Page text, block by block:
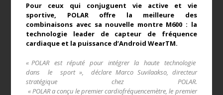
Pour ceux qui conjuguent vie active et vie
sportive, POLAR offre la meilleure des
combinaisons avec sa nouvelle montre M600 : la
technologie leader de capteur de fréquence
cardiaque et la puissance d’Android WearTM.
« POLAR est réputé pour intégrer la haute technologie
dans le sport », déclare Marco Suvilaakso, directeur
stratégique chez POLAR.
« POLAR a conçu le premier cardiofréquencemètre, le premier